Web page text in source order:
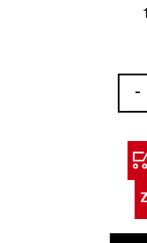
-
12V